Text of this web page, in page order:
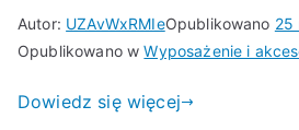
Autor: UZAvWxRMIeOpublikowano 25
Opublikowano wWyposażenie i
Dowiedz się więcej